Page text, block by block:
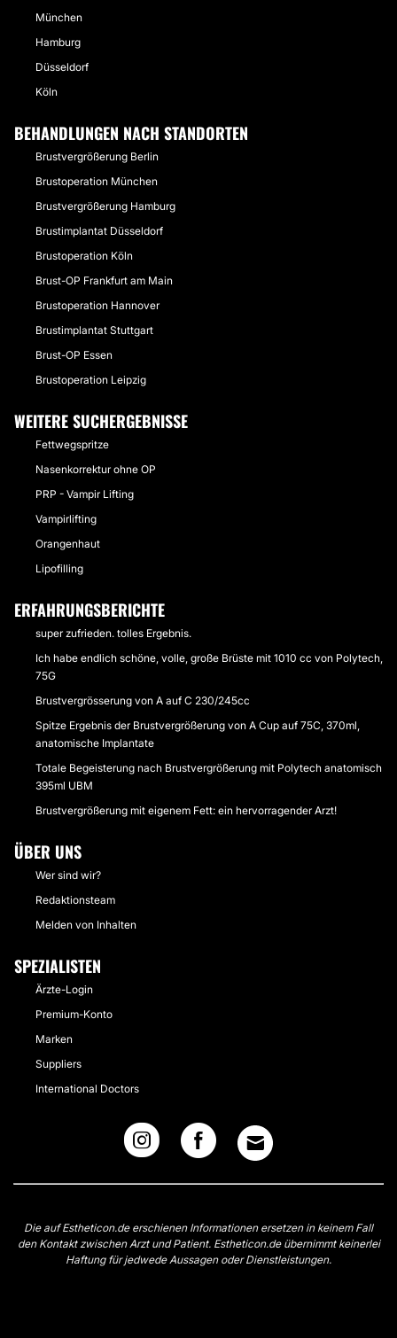
München
Hamburg
Düsseldorf
Köln
BEHANDLUNGEN NACH STANDORTEN
Brustvergrößerung Berlin
Brustoperation München
Brustvergrößerung Hamburg
Brustimplantat Düsseldorf
Brustoperation Köln
Brust-OP Frankfurt am Main
Brustoperation Hannover
Brustimplantat Stuttgart
Brust-OP Essen
Brustoperation Leipzig
WEITERE SUCHERGEBNISSE
Fettwegspritze
Nasenkorrektur ohne OP
PRP - Vampir Lifting
Vampirlifting
Orangenhaut
Lipofilling
ERFAHRUNGSBERICHTE
super zufrieden. tolles Ergebnis.
Ich habe endlich schöne, volle, große Brüste mit 1010 cc von Polytech,
75G
Brustvergrösserung von A auf C 230/245cc
Spitze Ergebnis der Brustvergrößerung von A Cup auf 75C, 370ml,
anatomische Implantate
Totale Begeisterung nach Brustvergrößerung mit Polytech anatomisch
395ml UBM
Brustvergrößerung mit eigenem Fett: ein hervorragender Arzt!
ÜBER UNS
Wer sind wir?
Redaktionsteam
Melden von Inhalten
SPEZIALISTEN
Ärzte-Login
Premium-Konto
Marken
Suppliers
International Doctors
Die auf Estheticon.de erschienen Informationen ersetzen in keinem Fall
den Kontakt zwischen Arzt und Patient. Estheticon.de übernimmt keinerlei
Haftung für jedwede Aussagen oder Dienstleistungen.